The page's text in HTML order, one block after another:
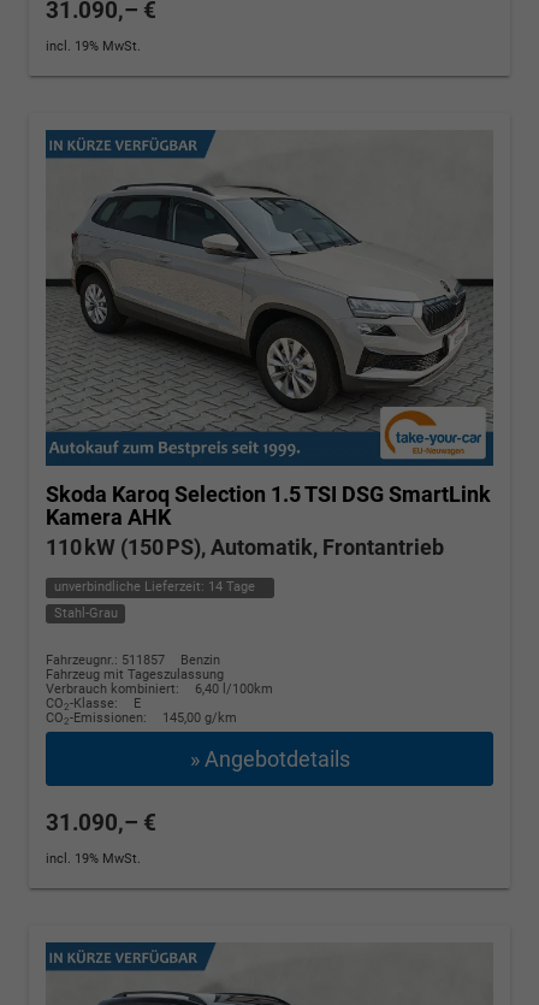
31.090,– €
incl. 19% MwSt.
Skoda Karoq Selection 1.5 TSI DSG SmartLink
Kamera AHK
110 kW (150 PS), Automatik, Frontantrieb
unverbindliche Lieferzeit: 14 Tage
Stahl-Grau
Fahrzeugnr.: 511857
Benzin
Fahrzeug mit Tageszulassung
Verbrauch kombiniert:
6,40 l/100km
CO2-Klasse:
E
CO2-Emissionen: 145,00 g/km
» Angebotdetails
31.090,– €
incl. 19% MwSt.